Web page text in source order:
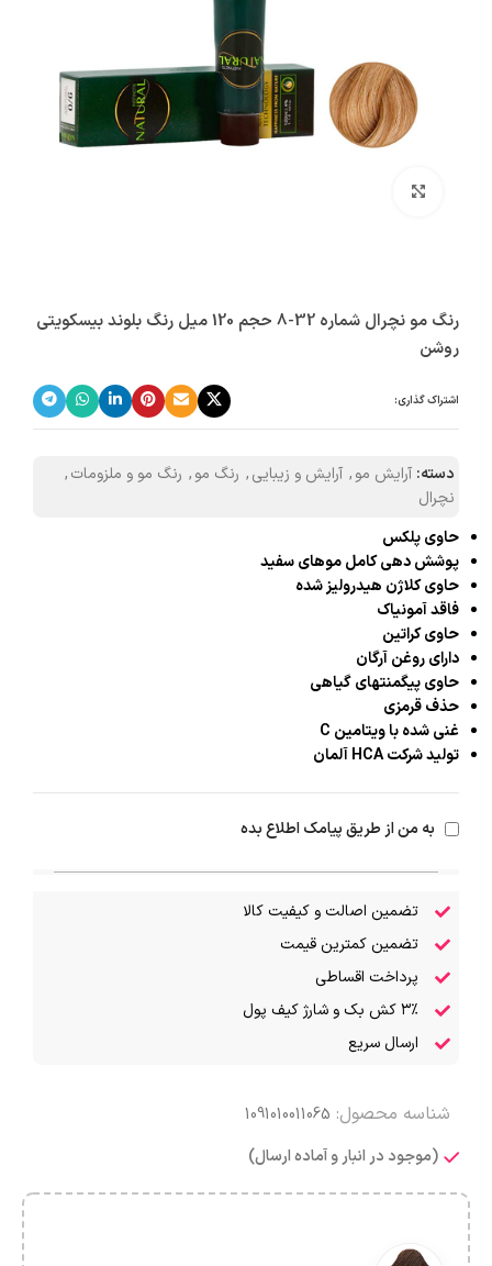
رنگ مو نچرال شماره 32-8 حجم 120 میل رنگ بلوند بیسکویتی
روشن
اشتراک گذاری:
دسته: آرایش مو, آرایش و زیبایی, رنگ مو, رنگ مو و ملزومات,
نچرال
حاوی پلکس
پوشش دهی کامل موهای سفید
حاوی کلاژن هیدرولیز شده
فاقد آمونیاک
حاوی کراتین
دارای روغن آرگان
حاوی پیگمنتهای گیاهی
حذف قرمزی
غنی شده با ویتامین C
تولید شرکت HCA آلمان
به من از طریق پیامک اطلاع بده
تضمین اصالت و کیفیت کالا
تضمین کمترین قیمت
پرداخت اقساطی
۳٪ کش بک و شارژ کیف پول
ارسال سریع
شناسه محصول: 1091010011065
(موجود در انبار و آماده ارسال)